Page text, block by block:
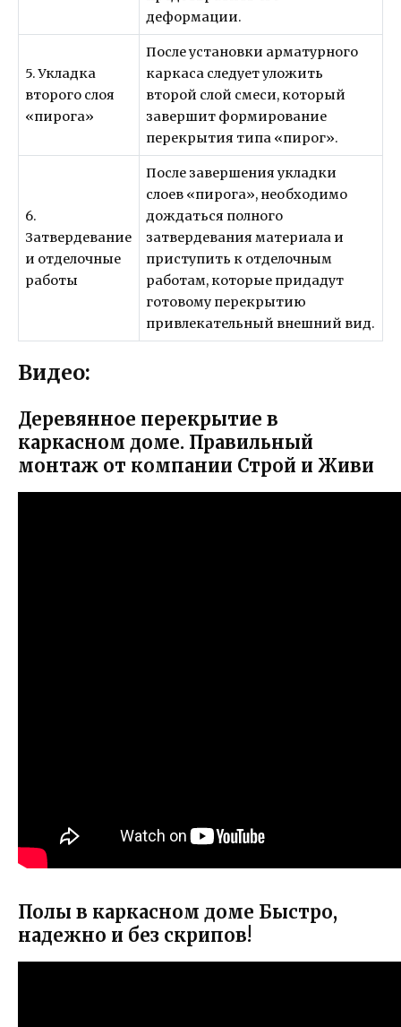
деформации.
5. Укладка
второго слоя
«пирога»
После установки арматурного
каркаса следует уложить
второй слой смеси, который
завершит формирование
перекрытия типа «пирог».
6.
Затвердевание
и отделочные
работы
После завершения укладки
слоев «пирога», необходимо
дождаться полного
затвердевания материала и
приступить к отделочным
работам, которые придадут
готовому перекрытию
привлекательный внешний вид.
Видео:
Деревянное перекрытие в
каркасном доме. Правильный
монтаж от компании Строй и Живи
Полы в каркасном доме Быстро,
надежно и без скрипов!